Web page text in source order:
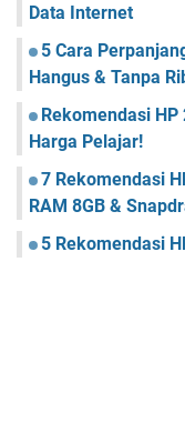
Data Internet
5 Cara
Hangus & Tanpa
Rekomendasi
Harga Pelajar!
7 Rekomendasi
RAM 8GB &
5 Rekomendasi